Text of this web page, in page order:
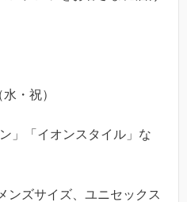
・祝）
」「イオンスタイル」な
ンズサイズ、ユニセックス